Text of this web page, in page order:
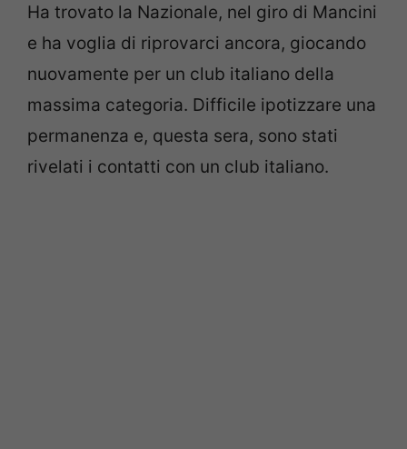
Ha trovato la Nazionale, nel giro di Mancini
e ha voglia di riprovarci ancora, giocando
nuovamente per un club italiano della
massima categoria. Difficile ipotizzare una
permanenza e, questa sera, sono stati
rivelati i contatti con un club italiano.